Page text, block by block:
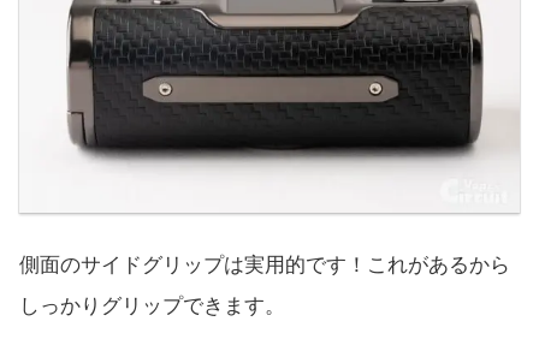
側面のサイドグリップは実用的です！これがあるから
しっかりグリップできます。